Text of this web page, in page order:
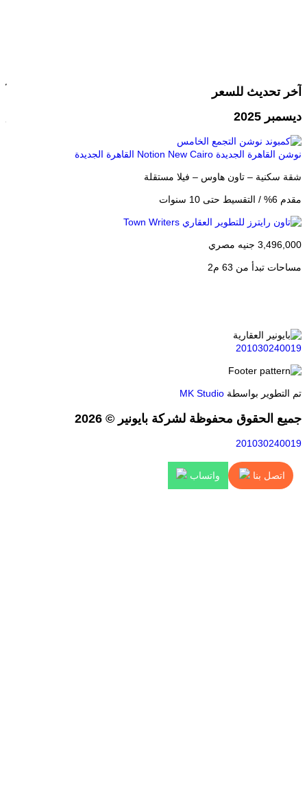
آخر تحديث للسعر
ديسمبر 2025
نوشن القاهرة الجديدة Notion New Cairo القاهرة الجديدة
شقة سكنية – تاون هاوس – فيلا مستقلة
مقدم 6% / التقسيط حتى 10 سنوات
3,496,000 جنيه مصري
مساحات تبدأ من 63 م2
201030240019
تم التطوير بواسطة MK Studio
جميع الحقوق محفوظة لشركة بايونير © 2026
201030240019
اتصل بنا واتساب